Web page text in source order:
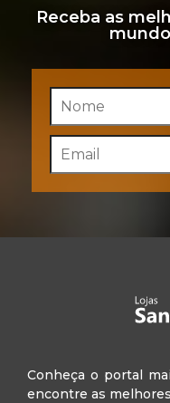
Receba as
Conheça o portal
encontre as